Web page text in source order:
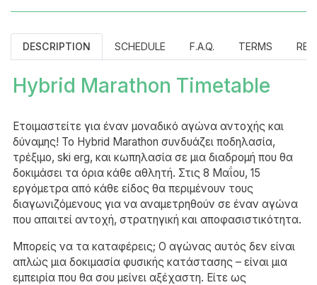
DESCRIPTION SCHEDULE F.A.Q. TERMS
Hybrid Marathon Timetable
Ετοιμαστείτε για έναν μοναδικό αγώνα αντοχής και
δύναμης! Το Hybrid Marathon συνδυάζει ποδηλασία,
τρέξιμο, ski erg, και κωπηλασία σε μια διαδρομή που θα
δοκιμάσει τα όρια κάθε αθλητή. Στις 8 Μαΐου, 15
εργόμετρα από κάθε είδος θα περιμένουν τους
διαγωνιζόμενους για να αναμετρηθούν σε έναν αγώνα
που απαιτεί αντοχή, στρατηγική και αποφασιστικότητα.
Μπορείς να τα καταφέρεις; Ο αγώνας αυτός δεν είναι
απλώς μια δοκιμασία φυσικής κατάστασης – είναι μια
εμπειρία που θα σου μείνει αξέχαστη. Είτε ως